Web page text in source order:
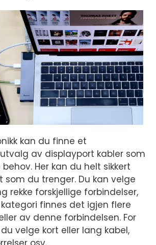
kan du finne et
av displayport kabler som
Her kan du helt sikkert
som du trenger. Du kan velge
rekke forskjellige forbindelser,
finnes det igjen flere
av denne forbindelsen. For
velge kort eller lang kabel,